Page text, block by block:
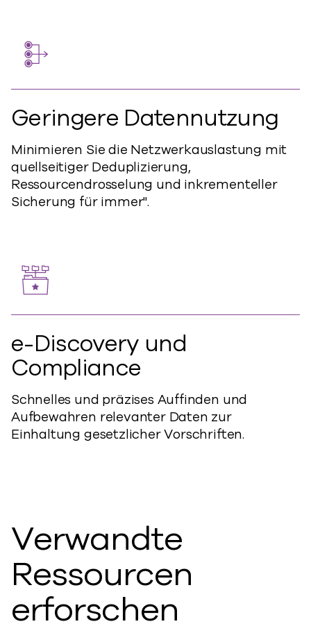
Geringere Datennutzung
Minimieren Sie die Netzwerkauslastung mit
quellseitiger Deduplizierung,
Ressourcendrosselung und inkrementeller
Sicherung für immer".
e-Discovery und
Compliance
Schnelles und präzises Auffinden und
Aufbewahren relevanter Daten zur
Einhaltung gesetzlicher Vorschriften.
Verwandte
Ressourcen
erforschen